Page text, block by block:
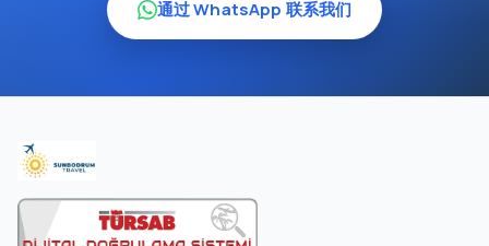
通过 WhatsApp 联系我们